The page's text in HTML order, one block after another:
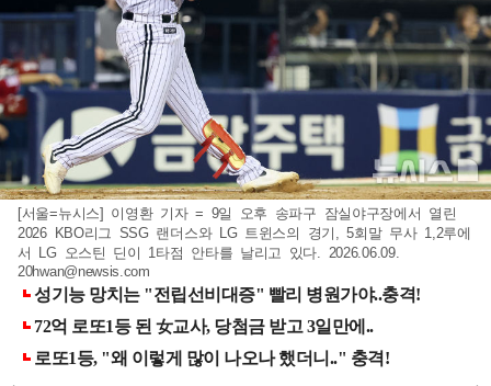
[서울=뉴시스] 이영환 기자 = 9일 오후 송파구 잠실야구장에서 열린
2026 KBO리그 SSG 랜더스와 LG 트윈스의 경기, 5회말 무사 1,2루에
서 LG 오스틴 딘이 1타점 안타를 날리고 있다. 2026.06.09.
20hwan@newsis.com